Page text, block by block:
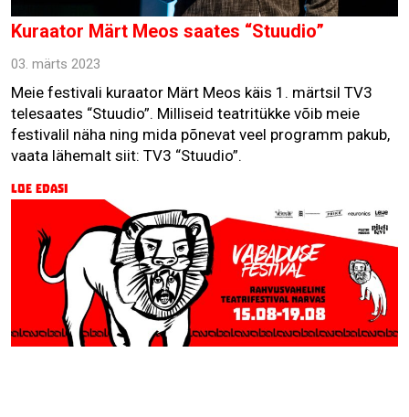
Kuraator Märt Meos saates “Stuudio”
03. märts 2023
Meie festivali kuraator Märt Meos käis 1. märtsil TV3
telesaates “Stuudio”. Milliseid teatritükke võib meie
festivalil näha ning mida põnevat veel programm pakub,
vaata lähemalt siit: TV3 “Stuudio”.
Loe edasi